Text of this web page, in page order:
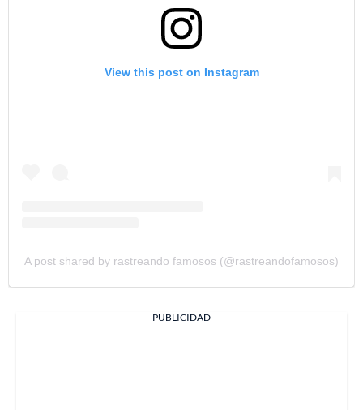
View this post on Instagram
A post shared by rastreando famosos (@rastreandofamosos)
PUBLICIDAD